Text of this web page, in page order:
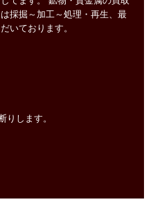
採掘～加工～処理・再生、最
いております。
りします。